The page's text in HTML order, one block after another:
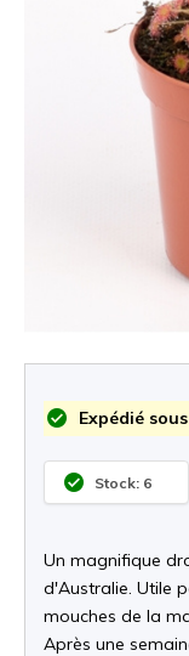
Expédié
Stock: 6
Un magnifique
d'Australie. Utile
mouches de la
Après une